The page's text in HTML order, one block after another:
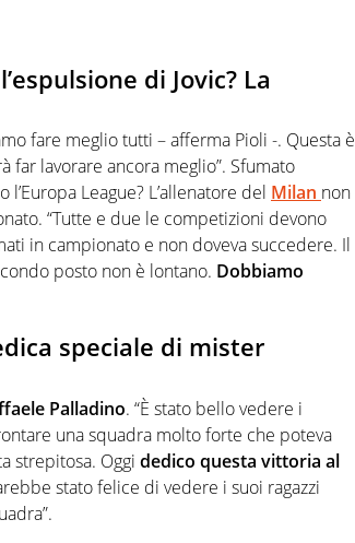
di Jovic? La
fare meglio tutti – afferma Pioli -. Questa è
far lavorare ancora meglio”. Sfumato
League? L’allenatore del Milan non
“Tutte e due le competizioni devono
in campionato e non doveva succedere. Il
posto non è lontano. Dobbiamo
speciale di mister
Palladino. “È stato bello vedere i
una squadra molto forte che poteva
strepitosa. Oggi dedico questa vittoria al
stato felice di vedere i suoi ragazzi